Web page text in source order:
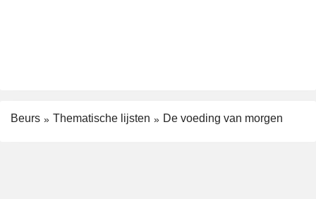
Beurs Thematische lijsten De voeding van morgen